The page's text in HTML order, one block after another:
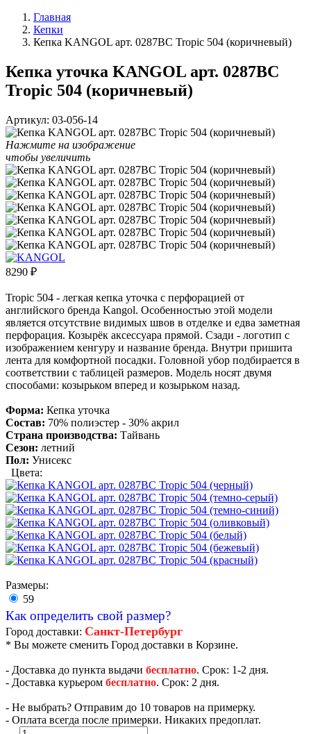
Главная
Кепки
Кепка KANGOL арт. 0287BC Tropic 504 (коричневый)
Кепка уточка KANGOL арт. 0287BC
Tropic 504 (коричневый)
Артикул: 03-056-14
Нажмите на изображение
чтобы увеличить
8290 ₽
Tropic 504 - легкая кепка уточка с перфорацией от
английского бренда Kangol. Особенностью этой модели
является отсутствие видимых швов в отделке и едва заметная
перфорация. Козырёк аксессуара прямой. Сзади - логотип с
изображением кенгуру и название бренда. Внутри пришита
лента для комфортной посадки. Головной убор подбирается в
соответствии с таблицей размеров. Модель носят двумя
способами: козырьком вперед и козырьком назад.
Форма: Кепка уточка
Состав: 70% полиэстер - 30% акрил
Страна производства: Тайвань
Сезон: летний
Пол: Унисекс
Цвета:
Размеры:
59
Как определить свой размер?
Город доставки: Санкт-Петербург
* Вы можете сменить Город доставки в Корзине.
- Доставка до пункта выдачи бесплатно. Срок: 1-2 дня.
- Доставка курьером бесплатно. Срок: 2 дня.
- Не выбрать? Отправим до 10 товаров на примерку.
- Оплата всегда после примерки. Никаких предоплат.